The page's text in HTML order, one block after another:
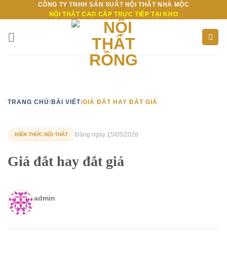
qua
nội
dung
CÔNG TY TNHH SẢN XUẤT NỘI THẤT NHÀ MỘC
NỘI THẤT CAO CẤP TRỰC TIẾP TẠI KHO
TRANG CHỦ/ BÀI VIẾT/GIÁ ĐẮT HAY ĐẮT GIÁ
KIẾN THỨC NỘI THẤT Đăng ngày 15/05/2026
Giá đắt hay đắt giá
admin